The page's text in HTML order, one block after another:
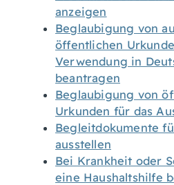
anzeigen
Beglaubigung von
öffentlichen
Verwendung in
beantragen
Beglaubigung von
Urkunden für das
Begleitdokumente
ausstellen
Bei Krankheit oder
eine Haushaltshilfe